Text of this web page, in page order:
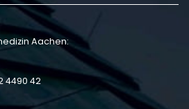
Aachen:
4490 42